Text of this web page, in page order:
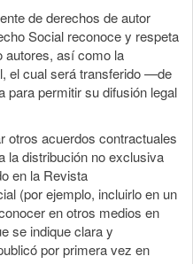
de derechos de autor
Social reconoce y respeta
autores, así como la
el cual será transferido —de
permitir su difusión legal
otros acuerdos contractuales
la distribución no exclusiva
en la Revista
(por ejemplo, incluirlo en un
en otros medios en
se indique clara y
por primera vez en